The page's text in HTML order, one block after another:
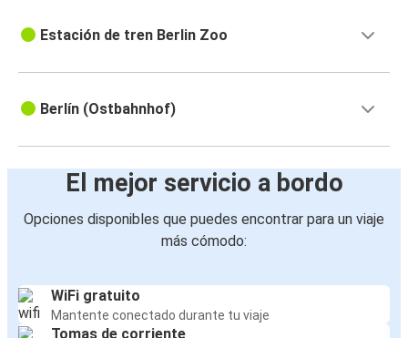
Estación de tren Berlin Zoo
Berlín (Ostbahnhof)
El mejor servicio a bordo
Opciones disponibles que puedes encontrar para un viaje
más cómodo:
WiFi gratuito
Mantente conectado durante tu viaje
Tomas de corriente